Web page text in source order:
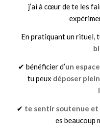
j’ai à cœur de te les
En pratiquant un rituel,
✔ bénéficier d’un
tu peux déposer
✔ te sentir soutenue et
es beaucoup